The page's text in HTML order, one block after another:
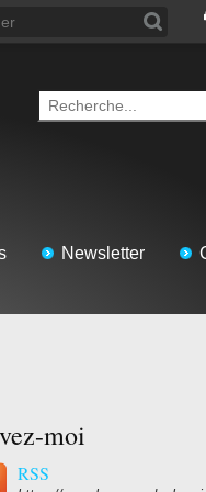
Newsletter
moi
RSS